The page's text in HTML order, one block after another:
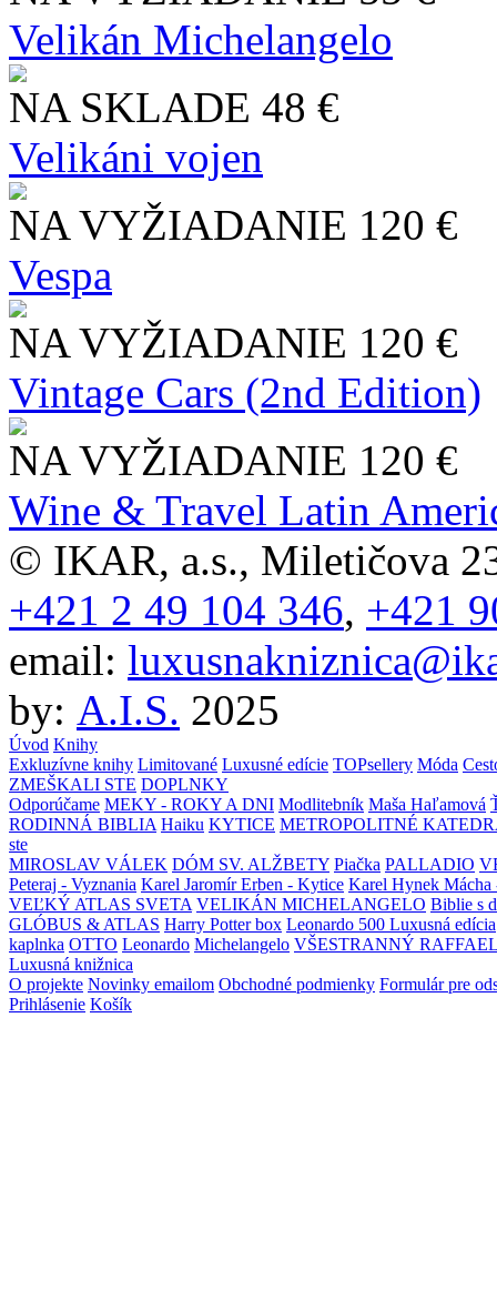
Velikán Michelangelo
NA SKLADE 48 €
Velikáni vojen
NA VYŽIADANIE 120 €
Vespa
NA VYŽIADANIE 120 €
Vintage Cars (2nd Edition)
NA VYŽIADANIE 120 €
Wine & Travel Latin
© IKAR, a.s., Miletičova
+421 2 49 104 346, +421
email:
by: A.I.S. 2025
Úvod Knihy
Exkluzívne knihy Limitované Luxusné edície TOPsellery Móda
ZMEŠKALI STE DOPLNKY
Odporúčame MEKY - ROKY A DNI Modlitebník Maša Haľamová
RODINNÁ BIBLIA Haiku KYTICE METROPOLITNÉ
ste
MIROSLAV VÁLEK DÓM SV. ALŽBETY Piačka PALLADIO
Peteraj - Vyznania Karel Jaromír Erben - Kytice Karel Hynek Mácha
VEĽKÝ ATLAS SVETA VELIKÁN MICHELANGELO Biblie s
GLÓBUS & ATLAS Harry Potter box Leonardo 500 Luxusná edícia
kaplnka OTTO Leonardo Michelangelo VŠESTRANNÝ
Luxusná knižnica
O projekte Novinky emailom Obchodné podmienky Formulár pre
Prihlásenie Košík